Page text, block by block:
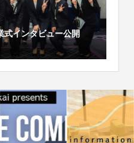
インタビュー公開